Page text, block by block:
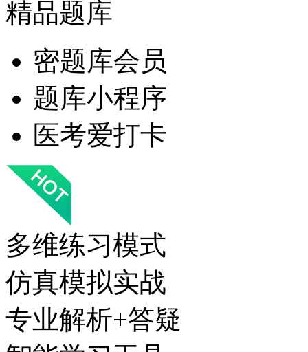
精品题库
密题库会员
题库小程序
医考爱打卡
多维练习模式
仿真模拟实战
专业解析+答疑